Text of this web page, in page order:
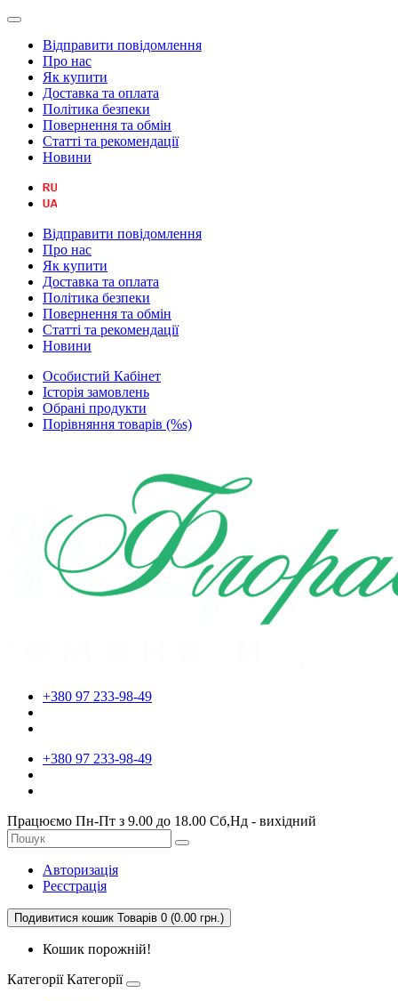
Відправити повідомлення
Про нас
Як купити
Доставка та оплата
Політика безпеки
Повернення та обмін
Статті та рекомендації
Новини
Відправити повідомлення
Про нас
Як купити
Доставка та оплата
Політика безпеки
Повернення та обмін
Статті та рекомендації
Новини
Особистий Кабінет
Історія замовлень
Обрані продукти
Порівняння товарів (%s)
+380 97 233-98-49
+380 97 233-98-49
Працюємо Пн-Пт з 9.00 до 18.00 Сб,Нд - вихідний
Авторизація
Реєстрація
Подивитися кошик Товарів 0 (0.00 грн.)
Кошик порожній!
Категорії Категорії